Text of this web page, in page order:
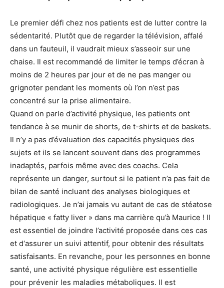
Le premier défi chez nos patients est de lutter contre la
sédentarité. Plutôt que de regarder la télévision, affalé
dans un fauteuil, il vaudrait mieux s’asseoir sur une
chaise. Il est recommandé de limiter le temps d’écran à
moins de 2 heures par jour et de ne pas manger ou
grignoter pendant les moments où l’on n’est pas
concentré sur la prise alimentaire.
Quand on parle d’activité physique, les patients ont
tendance à se munir de shorts, de t-shirts et de baskets.
Il n’y a pas d’évaluation des capacités physiques des
sujets et ils se lancent souvent dans des programmes
inadaptés, parfois même avec des coachs. Cela
représente un danger, surtout si le patient n’a pas fait de
bilan de santé incluant des analyses biologiques et
radiologiques. Je n’ai jamais vu autant de cas de stéatose
hépatique « fatty liver » dans ma carrière qu’à Maurice ! Il
est essentiel de joindre l’activité proposée dans ces cas
et d‘assurer un suivi attentif, pour obtenir des résultats
satisfaisants. En revanche, pour les personnes en bonne
santé, une activité physique régulière est essentielle
pour prévenir les maladies métaboliques. Il est